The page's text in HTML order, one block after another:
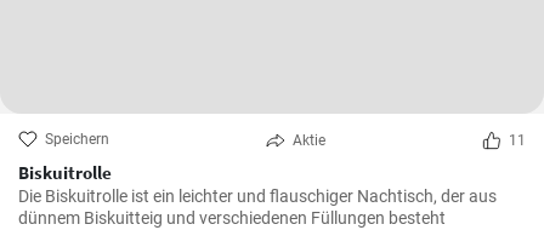
Speichern Aktie 11
Biskuitrolle
Die Biskuitrolle ist ein leichter und flauschiger Nachtisch, der aus
dünnem Biskuitteig und verschiedenen Füllungen besteht